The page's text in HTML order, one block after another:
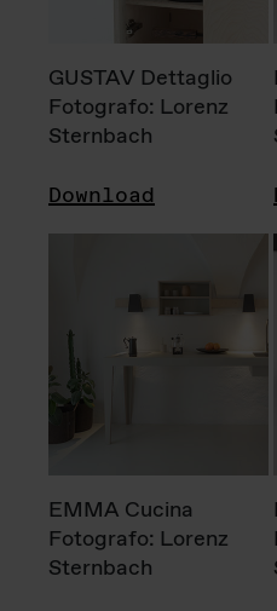
GUSTAV Dettaglio
Fotografo: Lorenz
Sternbach
Download
EMMA Cucina
Fotografo: Lorenz
Sternbach